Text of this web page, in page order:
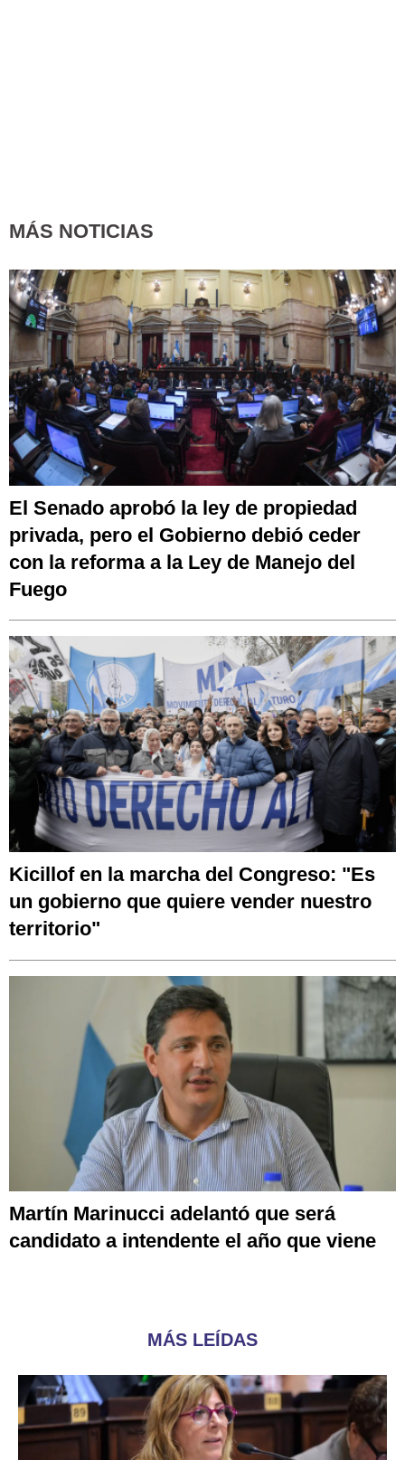
MÁS NOTICIAS
El Senado aprobó la ley de propiedad
privada, pero el Gobierno debió ceder
con la reforma a la Ley de Manejo del
Fuego
Kicillof en la marcha del Congreso: "Es
un gobierno que quiere vender nuestro
territorio"
Martín Marinucci adelantó que será
candidato a intendente el año que viene
MÁS LEÍDAS